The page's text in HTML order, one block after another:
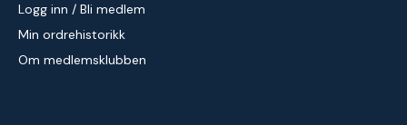
Logg inn / Bli medlem
Min ordrehistorikk
Om medlemsklubben